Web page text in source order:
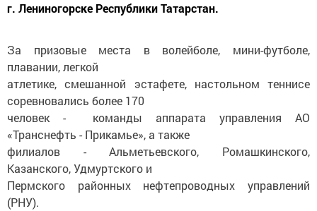
г. Лениногорске Республики Татарстан.
За призовые места в волейболе, мини-футболе,
плавании, легкой
атлетике, смешанной эстафете, настольном теннисе
соревновались более 170
человек - команды аппарата управления АО
«Транснефть - Прикамье», а также
филиалов - Альметьевского, Ромашкинского,
Казанского, Удмуртского и
Пермского районных нефтепроводных управлений
(РНУ).